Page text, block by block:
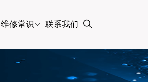
维修常识 联系我们